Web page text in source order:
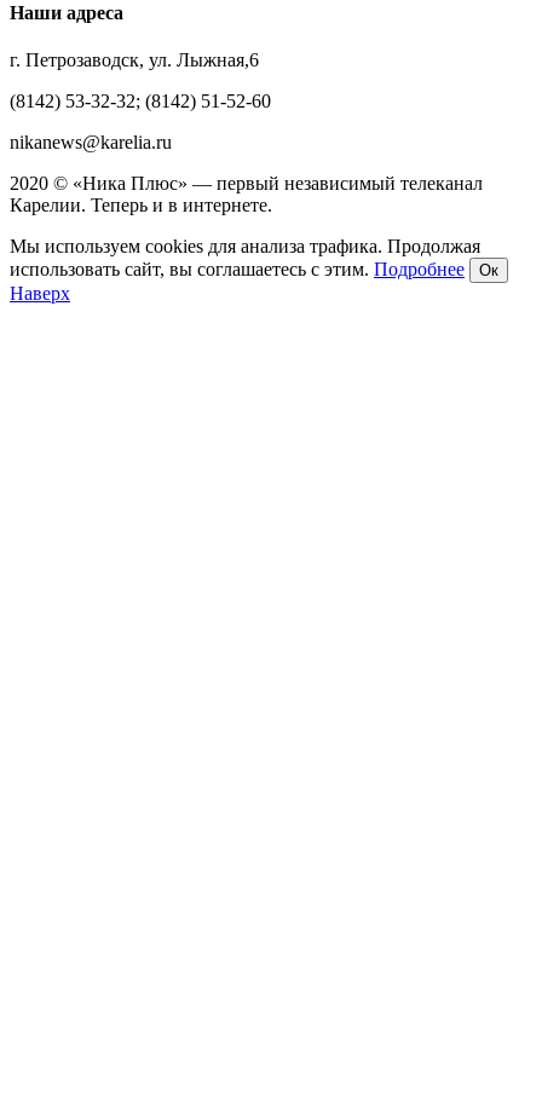
Наши адреса
г. Петрозаводск, ул. Лыжная,6
(8142) 53-32-32; (8142) 51-52-60
nikanews@karelia.ru
2020 © «Ника Плюс» — первый независимый телеканал
Карелии. Теперь и в интернете.
Мы используем cookies для анализа трафика. Продолжая
использовать сайт, вы соглашаетесь с этим. Подробнее Ок
Наверх